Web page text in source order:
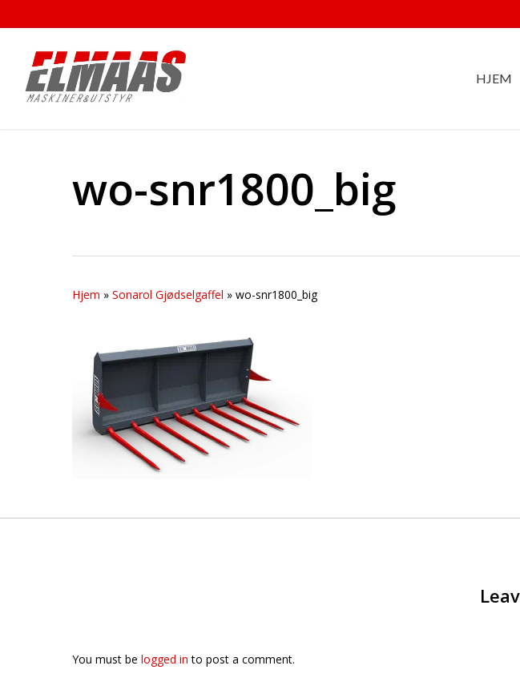
to
content
HJEM
wo-snr1800_big
Hjem » Sonarol Gjødselgaffel » wo-snr1800_big
You must be logged in to post a comment.